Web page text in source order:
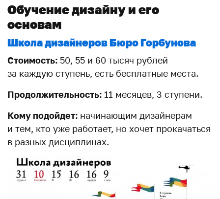
Обучение дизайну и его
основам
Школа дизайнеров Бюро Горбунова
Стоимость: 50, 55 и 60 тысяч рублей
за каждую ступень, есть бесплатные места.
Продолжительность: 11 месяцев, 3 ступени.
Кому подойдет: начинающим дизайнерам
и тем, кто уже работает, но хочет прокачаться
в разных дисциплинах.